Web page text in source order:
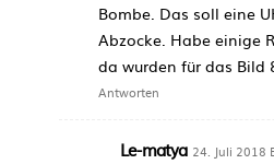
Bombe. Das soll eine
Abzocke. Habe einige
da wurden für das Bild
Antworten
Le-matya 24. Juli 2018